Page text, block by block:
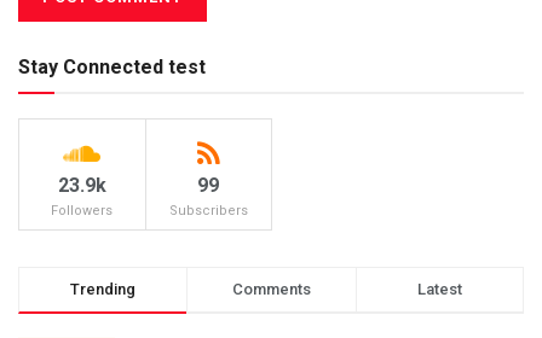
Stay Connected test
23.9k
Followers
99
Subscribers
Trending Comments Latest